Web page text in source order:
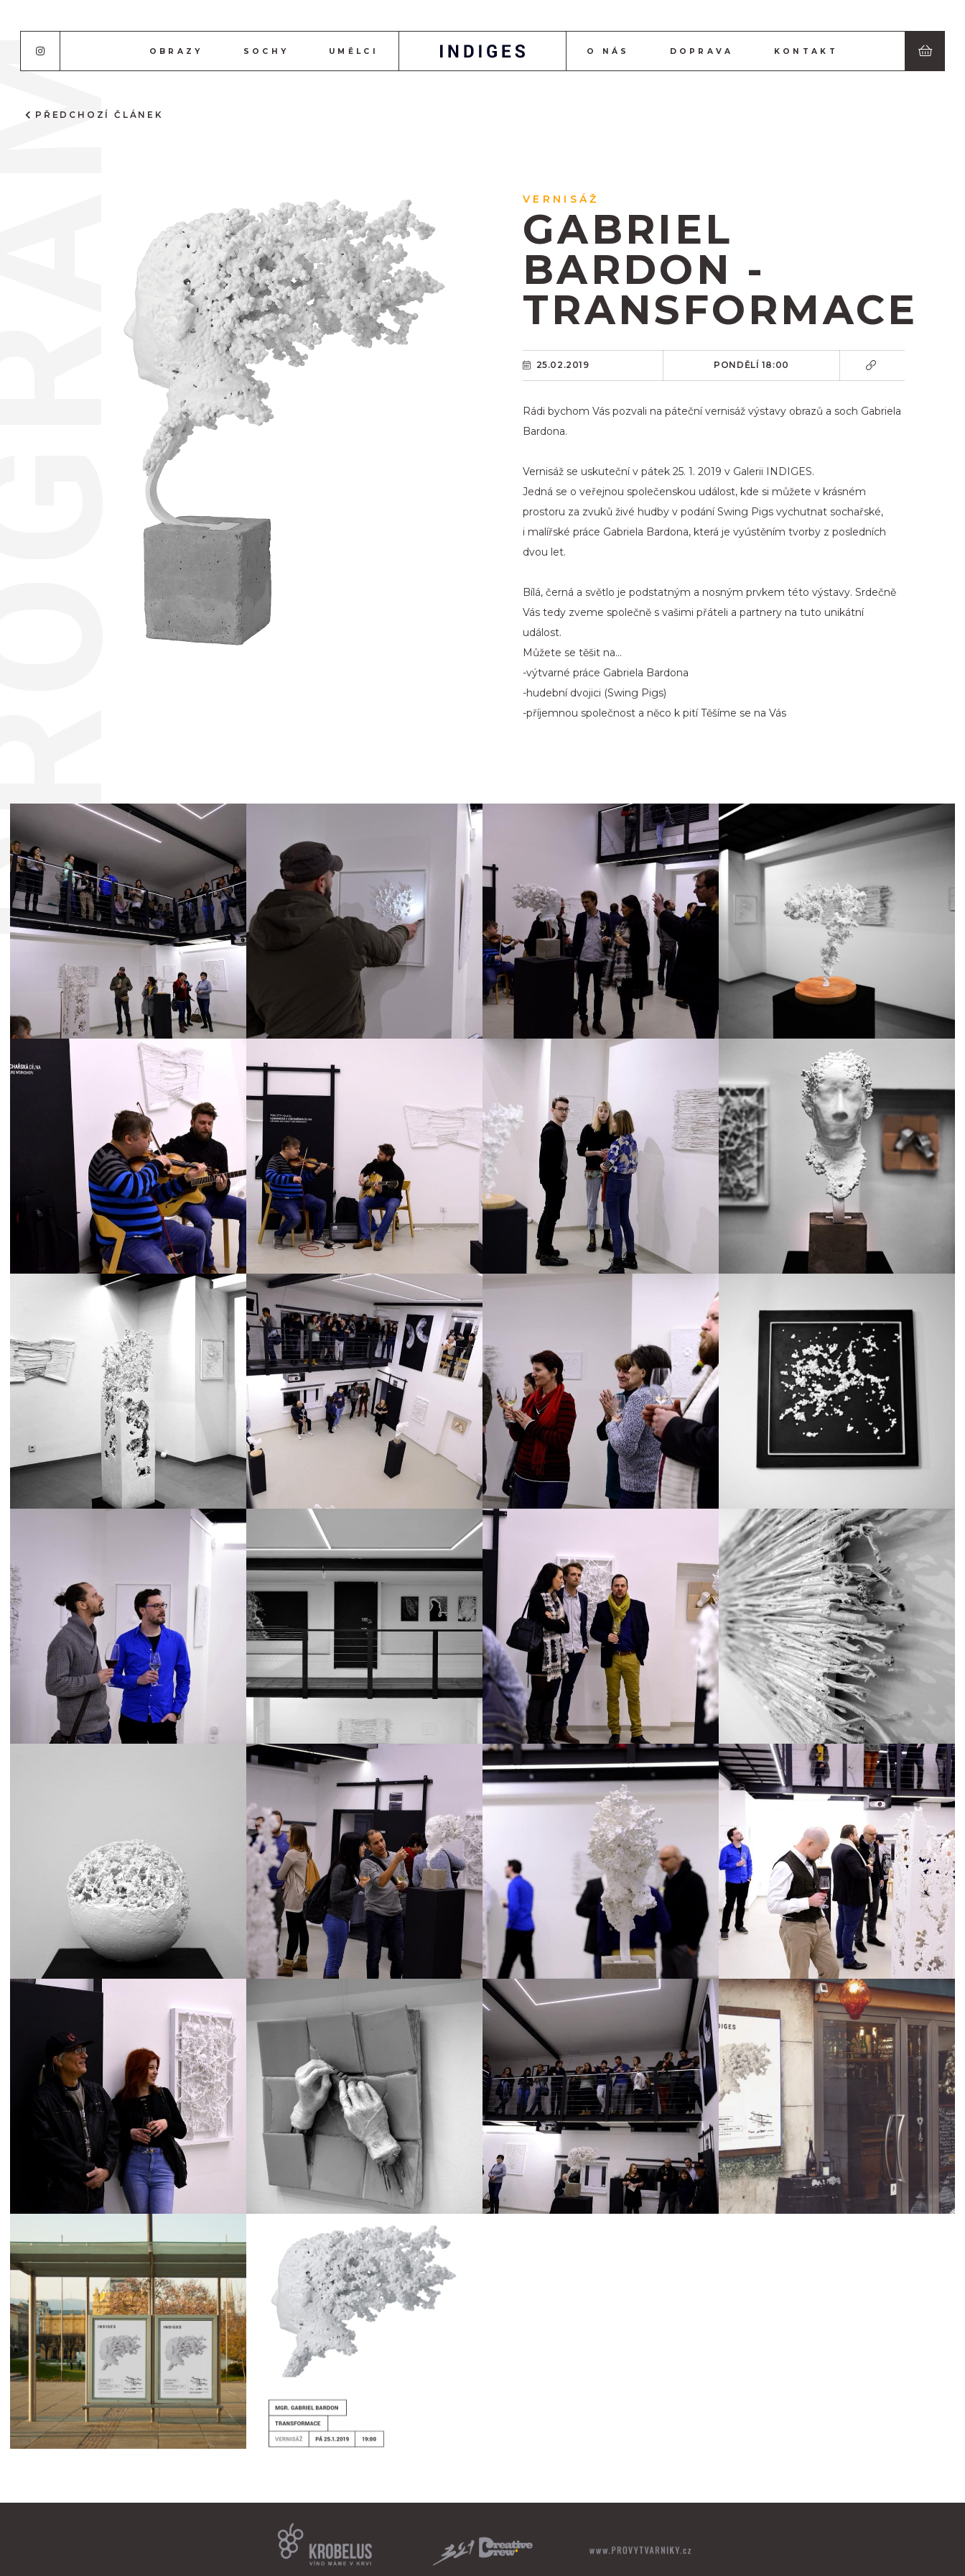
OBRAZY SOCHY UMĚLCI O NÁS DOPRAVA KONTAKT
PŘEDCHOZÍ ČLÁNEK
VERNISÁŽ
GABRIEL
BARDON -
TRANSFORMACE
25.02.2019 PONDĚLÍ 18:00
Rádi bychom Vás pozvali na páteční vernisáž výstavy obrazů a soch Gabriela
Bardona.
Vernisáž se uskuteční v pátek 25. 1. 2019 v Galerii INDIGES.
Jedná se o veřejnou společenskou událost, kde si můžete v krásném
prostoru za zvuků živé hudby v podání Swing Pigs vychutnat sochařské,
i malířské práce Gabriela Bardona, která je vyústěním tvorby z posledních
dvou let.
Bílá, černá a světlo je podstatným a nosným prvkem této výstavy. Srdečně
Vás tedy zveme společně s vašimi přáteli a partnery na tuto unikátní
událost.
Můžete se těšit na...
-výtvarné práce Gabriela Bardona
-hudební dvojici (Swing Pigs)
-příjemnou společnost a něco k pití Těšíme se na Vás